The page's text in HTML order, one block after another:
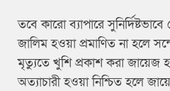
তবে কারো ব্যাপারে
জালিম হওয়া প্রমাণিত না হলে
মৃত্যুতে খুশি প্রকাশ করা জায়েজ
অত্যাচারী হওয়া নিশ্চিত হলে